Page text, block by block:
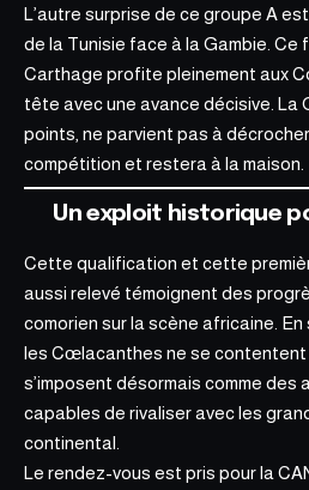
L’autre surprise de ce groupe A
de la Tunisie face à la Gambie. Ce
Carthage profite pleinement aux
tête avec une avance décisive. La
points, ne parvient pas à
compétition et restera à la maison.
Un exploit historique
Cette qualification et cette
aussi relevé témoignent des
comorien sur la scène africaine. En
les Cœlacanthes ne se contentent
s’imposent désormais comme des
capables de rivaliser avec les
continental.
Le rendez-vous est pris pour la